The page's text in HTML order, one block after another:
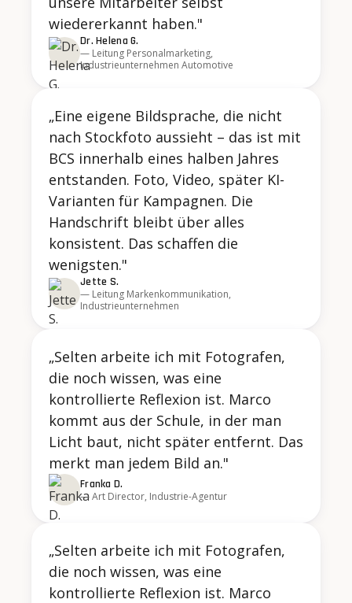
wiedererkannt haben."
Dr. Helena G.
— Leitung Personalmarketing,
Industrieunternehmen Automotive
„Eine eigene Bildsprache, die nicht
nach Stockfoto aussieht – das ist mit
BCS innerhalb eines halben Jahres
entstanden. Foto, Video, später KI-
Varianten für Kampagnen. Die
Handschrift bleibt über alles
konsistent. Das schaffen die
wenigsten."
Jette S.
— Leitung Markenkommunikation,
Industrieunternehmen
„Selten arbeite ich mit Fotografen,
die noch wissen, was eine
kontrollierte Reflexion ist. Marco
kommt aus der Schule, in der man
Licht baut, nicht später entfernt. Das
merkt man jedem Bild an."
Franka D.
— Art Director, Industrie-Agentur
„Selten arbeite ich mit Fotografen,
die noch wissen, was eine
kontrollierte Reflexion ist. Marco